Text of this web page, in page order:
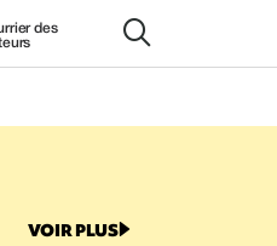
des
VOIR PLUS